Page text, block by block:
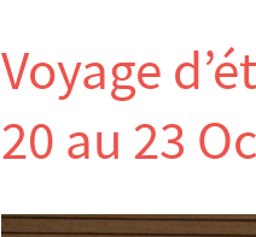
Voyage
20 au 23